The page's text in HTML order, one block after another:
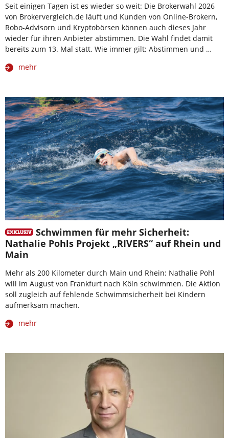
Seit einigen Tagen ist es wieder so weit: Die Brokerwahl 2026
von Brokervergleich.de läuft und Kunden von Online-Brokern,
Robo-Advisorn und Kryptobörsen können auch dieses Jahr
wieder für ihren Anbieter abstimmen. Die Wahl findet damit
bereits zum 13. Mal statt. Wie immer gilt: Abstimmen und …
mehr
Schwimmen für mehr Sicherheit:
Nathalie Pohls Projekt „RIVERS“ auf Rhein und
Main
Mehr als 200 Kilometer durch Main und Rhein: Nathalie Pohl
will im August von Frankfurt nach Köln schwimmen. Die Aktion
soll zugleich auf fehlende Schwimmsicherheit bei Kindern
aufmerksam machen.
mehr